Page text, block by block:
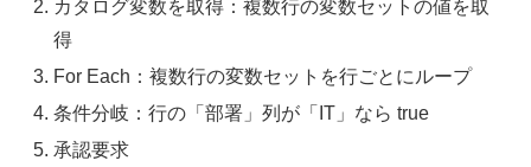
カタログ変数を取得：複数行の変数セットの値を取
得
For Each：複数行の変数セットを行ごとにループ
条件分岐：行の「部署」列が「IT」なら true
承認要求